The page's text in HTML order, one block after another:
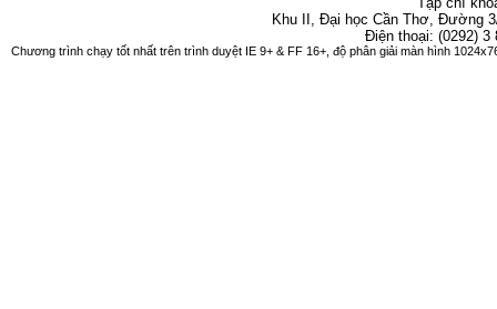
Khu II, Đại học Cần Thơ, Đường
Điện thoại: (0292)
Chương trình chạy tốt nhất trên trình duyệt IE 9+ & FF 16+, độ phân giải màn hình